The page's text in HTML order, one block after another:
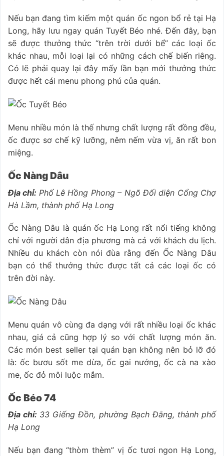
Nếu bạn đang tìm kiếm một quán ốc ngon bổ rẻ tại Hạ
Long, hãy lưu ngay quán Tuyết Béo nhé. Đến đây, bạn
sẽ được thưởng thức “trên trời dưới bể” các loại ốc
khác nhau, mỗi loại lại có những cách chế biến riêng.
Có lẽ phải quay lại đây mấy lần bạn mới thưởng thức
được hết cái menu phong phú của quán.
Menu nhiều món là thế nhưng chất lượng rất đồng đều,
ốc được sơ chế kỹ lưỡng, nêm nếm vừa vị, ăn rất bon
miệng.
Ốc Nàng Dâu
Địa chỉ: Phố Lê Hồng Phong – Ngõ Đối diện Cổng Chợ
Hà Lầm, thành phố Hạ Long
Ốc Nàng Dâu là quán ốc Hạ Long rất nổi tiếng không
chỉ với người dân địa phương mà cả với khách du lịch.
Nhiều du khách còn nói đùa rằng đến Ốc Nàng Dâu
bạn có thể thưởng thức được tất cả các loại ốc có
trên đời này.
Menu quán vô cùng đa dạng với rất nhiều loại ốc khác
nhau, giá cả cũng hợp lý so với chất lượng món ăn.
Các món best seller tại quán bạn không nên bỏ lỡ đó
là: ốc bươu sốt me dừa, ốc gai nướng, ốc cà na xào
me, ốc đỏ môi luộc mắm.
Ốc Béo 74
Địa chỉ: 33 Giếng Đồn, phường Bạch Đằng, thành phố
Hạ Long
Nếu bạn đang “thòm thèm” vị ốc tươi ngon Hạ Long,